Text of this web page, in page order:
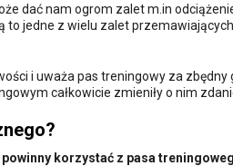
dać nam ogrom zalet m.in
jedne z wielu zalet
i uważa pas treningowy za
całkowicie zmieniły o nim
korzystać z pasa